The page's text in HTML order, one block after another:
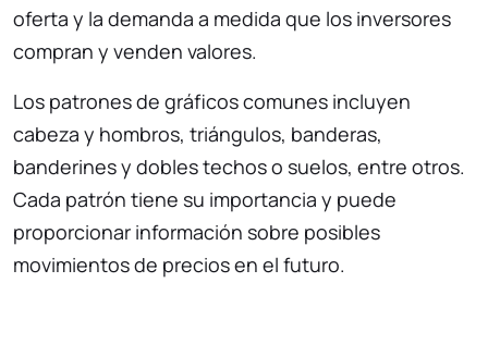
oferta y la demanda a medida que los inversores
compran y venden valores.
Los patrones de gráficos comunes incluyen
cabeza y hombros, triángulos, banderas,
banderines y dobles techos o suelos, entre otros.
Cada patrón tiene su importancia y puede
proporcionar información sobre posibles
movimientos de precios en el futuro.